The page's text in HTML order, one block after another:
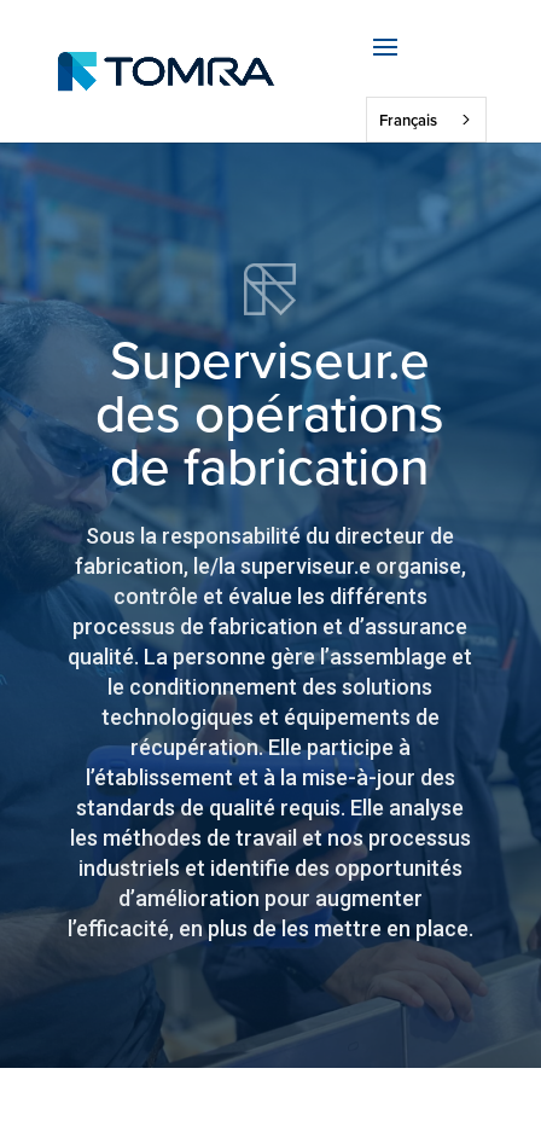
Français
Superviseur.e
des opérations
de fabrication
Sous la responsabilité du directeur de
fabrication, le/la superviseur.e organise,
contrôle et évalue les différents
processus de fabrication et d’assurance
qualité. La personne gère l’assemblage et
le conditionnement des solutions
technologiques et équipements de
récupération. Elle participe à
l’établissement et à la mise-à-jour des
standards de qualité requis. Elle analyse
les méthodes de travail et nos processus
industriels et identifie des opportunités
d’amélioration pour augmenter
l’efficacité, en plus de les mettre en place.